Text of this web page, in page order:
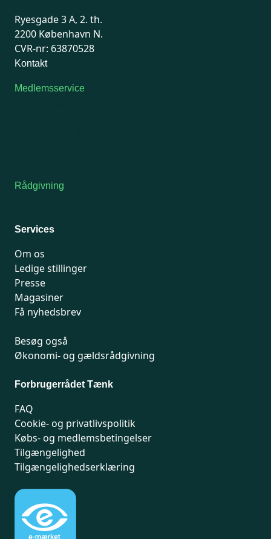
Ryesgade 3 A, 2. th.
2200 København N.
CVR-nr: 63870528
Kontakt
Medlemsservice
Rådgivning
Services
Om os
Ledige stillinger
Presse
Magasiner
Få nyhedsbrev
Besøg også
Økonomi- og gældsrådgivning
Forbrugerrådet Tænk
FAQ
Cookie- og privatlivspolitik
Købs- og medlemsbetingelser
Tilgængelighed
Tilgængelighedserklæring